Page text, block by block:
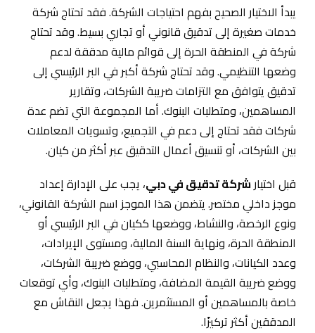
يبدأ الاختيار الصحيح بفهم احتياجات الشركة. فقد تحتاج شركة
خدمات صغيرة إلى تدقيق قانوني أو تجاري بسيط. وقد تحتاج
شركة في المنطقة الحرة إلى قوائم مالية مدققة لدعم
وضعها التنظيمي. وقد تحتاج شركة أكبر في البر الرئيسي إلى
تدقيق يتوافق مع التزامات ضريبة الشركات، وتقارير
المساهمين، ومتطلبات البنوك. أما المجموعة التي تضم عدة
شركات فقد تحتاج إلى دعم في التجميع، وتسويات المعاملات
بين الشركات، أو تنسيق أعمال التدقيق عبر أكثر من كيان.
قبل اختيارشركة تدقيق في دبي، يجب على الإدارة إعداد
موجز داخلي مختصر. يتضمن هذا الموجز اسم الشركة القانوني،
ونوع الرخصة، والنشاط، ووضعها ككيان في البر الرئيسي أو
المنطقة الحرة، ونهاية السنة المالية، ومستوى الإيرادات،
وعدد الكيانات، والنظام المحاسبي، ووضع ضريبة الشركات،
ووضع ضريبة القيمة المضافة، ومتطلبات البنوك، وأي توقعات
خاصة بالمساهمين أو المستثمرين. فهذا يجعل النقاش مع
المدققين أكثر تركيزًا.